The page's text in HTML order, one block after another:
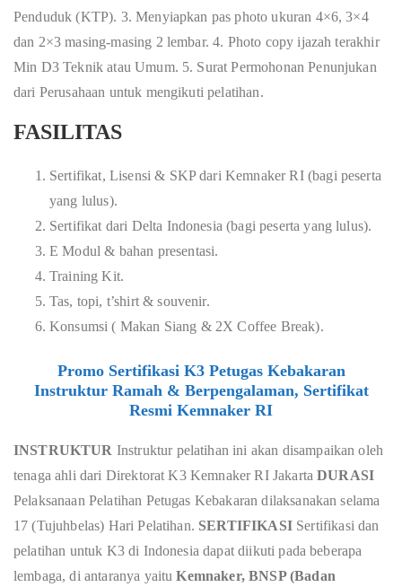
Penduduk (KTP). 3. Menyiapkan pas photo ukuran 4×6, 3×4
dan 2×3 masing-masing 2 lembar. 4. Photo copy ijazah terakhir
Min D3 Teknik atau Umum. 5. Surat Permohonan Penunjukan
dari Perusahaan untuk mengikuti pelatihan.
FASILITAS
Sertifikat, Lisensi & SKP dari Kemnaker RI (bagi peserta
yang lulus).
Sertifikat dari Delta Indonesia (bagi peserta yang lulus).
E Modul & bahan presentasi.
Training Kit.
Tas, topi, t’shirt & souvenir.
Konsumsi ( Makan Siang & 2X Coffee Break).
Promo Sertifikasi K3 Petugas Kebakaran
Instruktur Ramah & Berpengalaman, Sertifikat
Resmi Kemnaker RI
INSTRUKTUR Instruktur pelatihan ini akan disampaikan oleh
tenaga ahli dari Direktorat K3 Kemnaker RI JakartaDURASI
Pelaksanaan Pelatihan Petugas Kebakaran dilaksanakan selama
17 (Tujuhbelas) Hari Pelatihan. SERTIFIKASI Sertifikasi dan
pelatihan untuk K3 di Indonesia dapat diikuti pada beberapa
lembaga, di antaranya yaituKemnaker, BNSP (Badan